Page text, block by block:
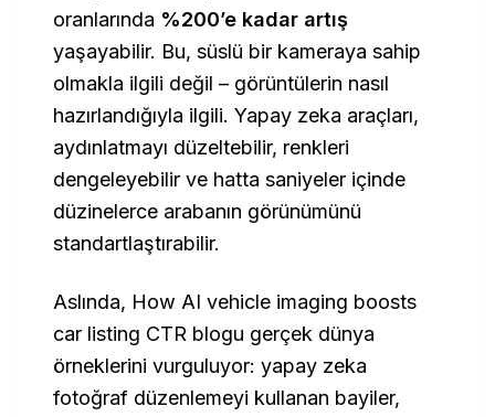
oranlarında %200’e kadar artış
yaşayabilir. Bu, süslü bir kameraya sahip
olmakla ilgili değil – görüntülerin nasıl
hazırlandığıyla ilgili. Yapay zeka araçları,
aydınlatmayı düzeltebilir, renkleri
dengeleyebilir ve hatta saniyeler içinde
düzinelerce arabanın görünümünü
standartlaştırabilir.
Aslında, How AI vehicle imaging boosts
car listing CTR blogu gerçek dünya
örneklerini vurguluyor: yapay zeka
fotoğraf düzenlemeyi kullanan bayiler,